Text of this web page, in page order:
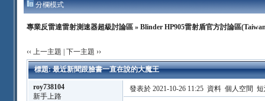
分欄模式
專業反雷達雷射測速器超級討論區» Blinder HP905雷射盾官方討論區
‹‹ 上一主題 下一主題 ››
標題: 最近新聞跟臉書一直在說的大魔王
roy738104
新手上路
發表於 2021-10-26 11:25 資料 個人空間 短